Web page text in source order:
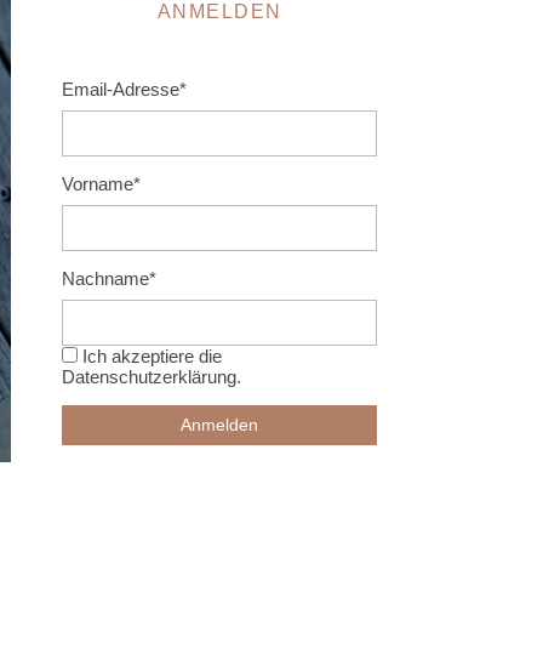
ANMELDEN
Email-Adresse*
Vorname*
Nachname*
Ich akzeptiere die
Datenschutzerklärung.